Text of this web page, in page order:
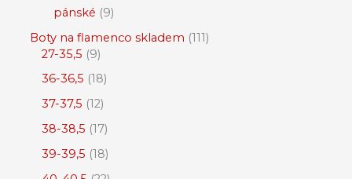
pánské 9
Boty na flamenco skladem 111
27-35,5 9
36-36,5 18
37-37,5 12
38-38,5 17
39-39,5 18